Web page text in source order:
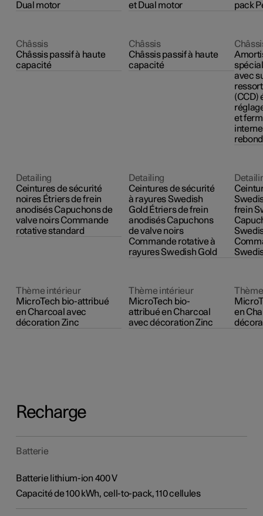
Dual motor
et Dual motor
pack
Châssis
Châssis passif à haute
capacité
Châssis
Châssis passif à haute
capacité
avec
(CCD)
et
Detailing
Ceintures de sécurité
noires Étriers de frein
anodisés Capuchons de
valve noirs Commande
rotative standard
Detailing
Ceintures de sécurité
à rayures Swedish
Gold Étriers de frein
anodisés Capuchons
de valve noirs
Commande rotative à
rayures Swedish Gold
frein
Thème intérieur
MicroTech bio-attribué
en Charcoal avec
décoration Zinc
Thème intérieur
MicroTech bio-
attribué en Charcoal
avec décoration Zinc
en
Recharge
Batterie
Batterie lithium-ion 400 V
Capacité de 100 kWh, cell-to-pack, 110 cellules